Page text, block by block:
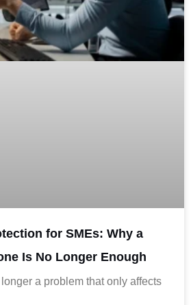
for SMEs: Why a
Is No Longer Enough
a problem that only affects